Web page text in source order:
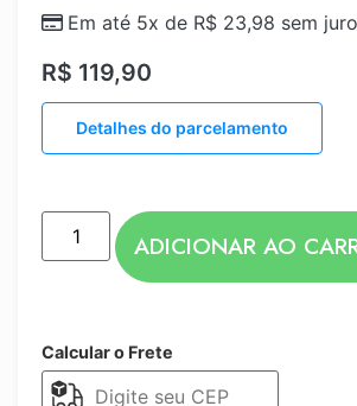
R$ 119,90
Em até 5x de R$ 23,98 sem
Detalhes do parcelamento
ADICIONAR AO
Calcular o Frete